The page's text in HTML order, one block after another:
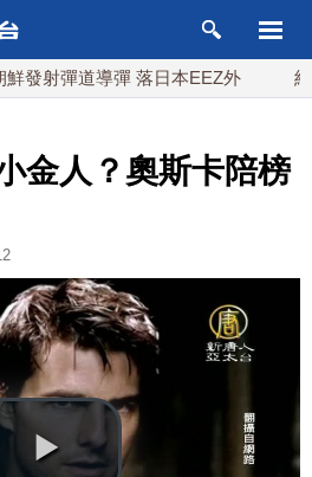
彈道導彈 落日本EEZ外 紅海戰
金人？奧斯卡陪榜